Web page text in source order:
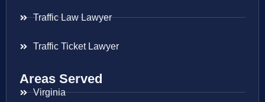
Traffic Law Lawyer
Traffic Ticket Lawyer
Areas Served
Virginia